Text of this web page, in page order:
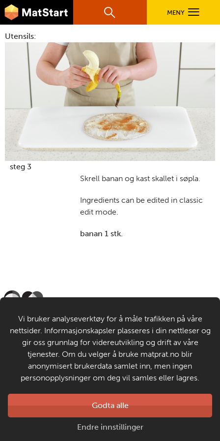
Hopp til hovedinnhold
hovednavigasjonsmobilversjon
MatStart
Søk MENY
OPPSKRIFTER
FILM
FØR DU STARTER
LÆR MER
TIL DE VOKSNE
Utensils:
steg 3
Skrell banan og kast skallet i søpla.
Ingredients can be edited in classic
edit mode.
banan 1 stk.
Om MatStart
Kontakt oss
Personvern og informasjonskapsler
Laget av
Matprat
Vi bruker analyseverktøy for å måle trafikken på våre
nettsider. Informasjonskapsler plasseres i din nettleser og
gir oss grunnlag for videreutvikling og drift av våre
tjenester. Om du velger å bruke matprat.no blir
anonymisert brukerdata samlet inn, men ingen
personopplysninger om deg vil samles eller lagres.
Godta alle
Endre innstillinger